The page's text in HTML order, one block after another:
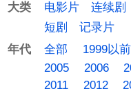
大类 电影片 连续剧
短剧
记录片
年代
全部 1999以前
2005
2006
2011
2012